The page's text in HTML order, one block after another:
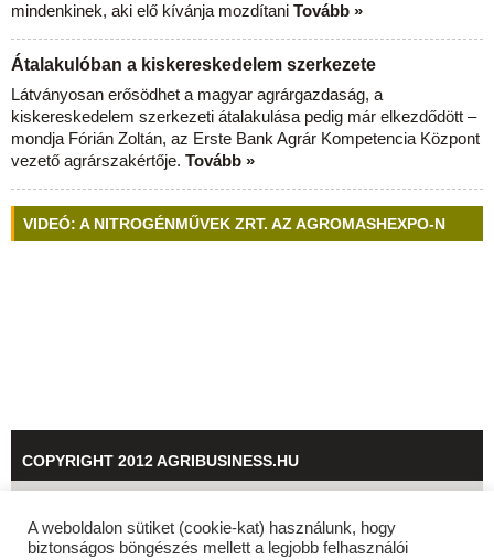
mindenkinek, aki elő kívánja mozdítani Tovább »
Átalakulóban a kiskereskedelem szerkezete
Látványosan erősödhet a magyar agrárgazdaság, a
kiskereskedelem szerkezeti átalakulása pedig már elkezdődött –
mondja Fórián Zoltán, az Erste Bank Agrár Kompetencia Központ
vezető agrárszakértője. Tovább »
VIDEÓ: A NITROGÉNMŰVEK ZRT. AZ AGROMASHEXPO-N
COPYRIGHT 2012 AGRIBUSINESS.HU
A weboldalon sütiket (cookie-kat) használunk, hogy
biztonságos böngészés mellett a legjobb felhasználói